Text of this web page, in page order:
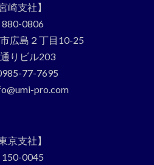
宮崎支社】
880-0806
広島２丁目10-25
りビル203
77-7695
pro.com
東京支社】
150-0045